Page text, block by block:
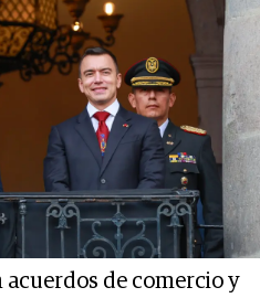
de comercio y